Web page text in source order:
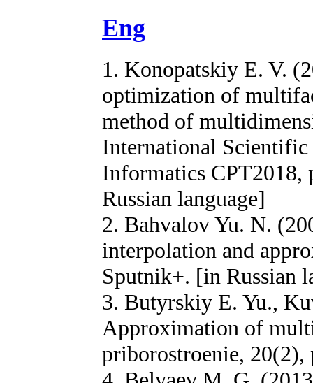
Eng
1. Konopatskiy E. V.
optimization of
method of
International Scientific
Informatics CPT2018,
Russian language]
2. Bahvalov Yu. N.
interpolation and
Sputnik+. [in Russian
3. Butyrskiy E. Yu.,
Approximation of
priborostroenie, 20(2),